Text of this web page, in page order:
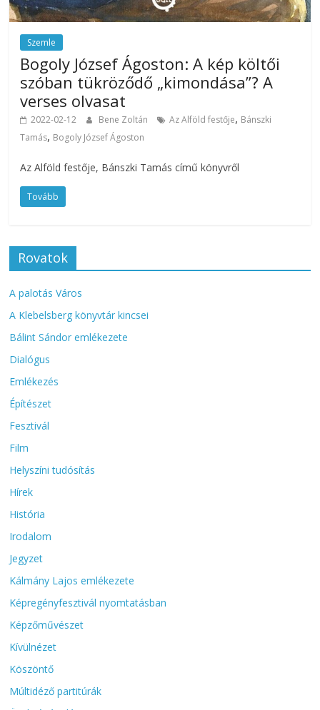
Szemle
Bogoly József Ágoston: A kép költői
szóban tükröződő „kimondása”? A
verses olvasat
2022-02-12 Bene Zoltán Az Alföld festője, Bánszki
Tamás, Bogoly József Ágoston
Az Alföld festője, Bánszki Tamás című könyvről
Tovább
Rovatok
A palotás Város
A Klebelsberg könyvtár kincsei
Bálint Sándor emlékezete
Dialógus
Emlékezés
Építészet
Fesztivál
Film
Helyszíni tudósítás
Hírek
História
Irodalom
Jegyzet
Kálmány Lajos emlékezete
Képregényfesztivál nyomtatásban
Képzőművészet
Kívülnézet
Köszöntő
Múltidéző partitúrák